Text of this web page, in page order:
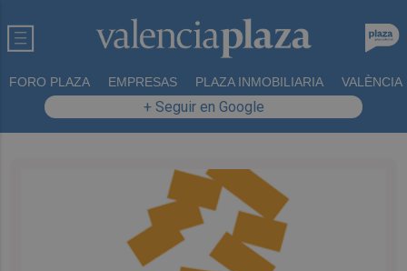
FORO PLAZA EMPRESAS PLAZA INMOBILIARIA VALÈNCIA
+ Seguir en Google